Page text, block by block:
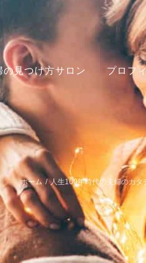
の見つけ方サロン プロフ
ホーム / 人生100年時代の夫婦のカタ